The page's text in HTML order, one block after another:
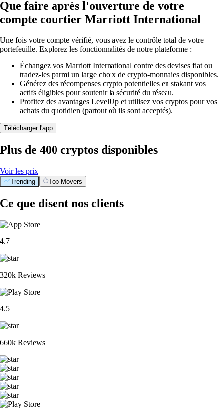
Que faire après l'ouverture de votre
compte courtier Marriott International
Une fois votre compte vérifié, vous avez le contrôle total de votre
portefeuille. Explorez les fonctionnalités de notre plateforme :
Échangez vos Marriott International contre des devises fiat ou
tradez-les parmi un large choix de crypto-monnaies disponibles.
Générez des récompenses crypto potentielles en stakant vos
actifs éligibles pour soutenir la sécurité du réseau.
Profitez des avantages LevelUp et utilisez vos cryptos pour vos
achats du quotidien (partout où ils sont acceptés).
Télécharger l'app
Plus de 400 cryptos disponibles
Voir les prix
Trending Top Movers
Ce que disent nos clients
4.7
320k Reviews
4.5
660k Reviews